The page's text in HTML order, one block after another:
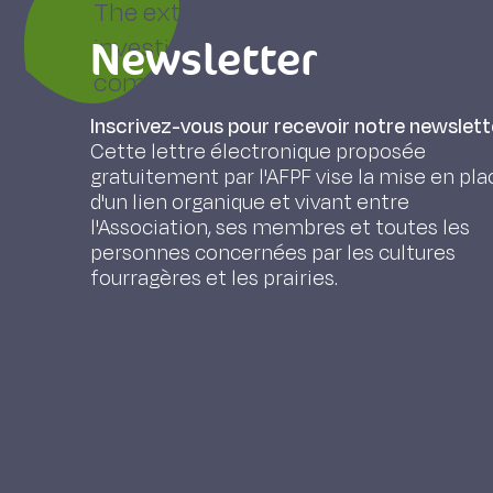
The extension of ravages caused
investigation of this problem.The
compared, relatively to the
preventively or curatively : there
4 in the following.Generally, for
of the products having given the
in 1968.Lucerne, infested with
m2 each, flanking a control of 24
to the stage of development of
gathered : number of threads
Newsletter
Inscrivez-vous pour recevoir notre
Cette lettre électronique proposée
gratuitement par l'AFPF vise la mise en
d'un lien organique et vivant entre
l'Association, ses membres et toutes les
personnes concernées par les cultures
fourragères et les prairies.